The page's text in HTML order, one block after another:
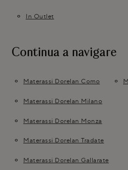
In Outlet
Continua a navigare
Materassi Dorelan Como
Materassi Dorelan Milano
Materassi Dorelan Monza
Materassi Dorelan Tradate
Materassi Dorelan Gallarate